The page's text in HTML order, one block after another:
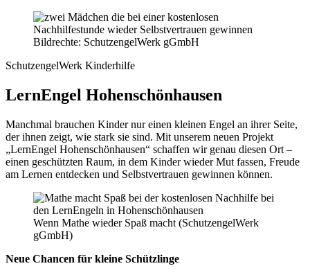
Bildrechte: SchutzengelWerk gGmbH
SchutzengelWerk Kinderhilfe
LernEngel Hohenschönhausen
Manchmal brauchen Kinder nur einen kleinen Engel an ihrer Seite,
der ihnen zeigt, wie stark sie sind. Mit unserem neuen Projekt
„LernEngel Hohenschönhausen“ schaffen wir genau diesen Ort –
einen geschützten Raum, in dem Kinder wieder Mut fassen, Freude
am Lernen entdecken und Selbstvertrauen gewinnen können.
Wenn Mathe wieder Spaß macht (SchutzengelWerk
gGmbH)
Neue Chancen für kleine Schützlinge